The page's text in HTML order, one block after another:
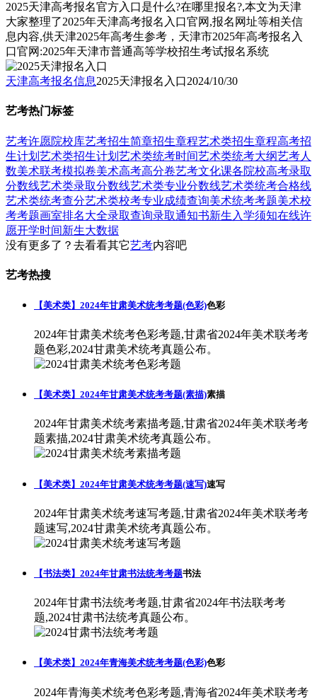
2025天津高考报名官方入口是什么?在哪里报名?,本文为天津
大家整理了2025年天津高考报名入口官网,报名网址等相关信
息内容,供天津2025年高考生参考，天津市2025年高考报名入
口官网:2025年天津市普通高等学校招生考试报名系统
天津高考报名信息2025天津报名入口2024/10/30
艺考热门标签
艺考许愿院校库艺考招生简章招生章程艺术类招生章程高考招
生计划 艺术类招生计划 艺术类统考时间艺术类统考大纲艺考人
数美术联考模拟卷美术高考高分卷艺考文化课各院校高考录取
分数线艺术类录取分数线艺术类专业分数线艺术类统考合格线
艺术类统考查分艺术类校考专业成绩查询美术统考考题美术校
考考题画室排名大全录取查询录取通知书新生入学须知在线许
愿开学时间新生大数据
没有更多了？去看看其它艺考内容吧
艺考热搜
【美术类】2024年甘肃美术统考考题(色彩)色彩
2024年甘肃美术统考色彩考题,甘肃省2024年美术联考考
题色彩,2024甘肃美术统考真题公布。
【美术类】2024年甘肃美术统考考题(素描)素描
2024年甘肃美术统考素描考题,甘肃省2024年美术联考考
题素描,2024甘肃美术统考真题公布。
【美术类】2024年甘肃美术统考考题(速写)速写
2024年甘肃美术统考速写考题,甘肃省2024年美术联考考
题速写,2024甘肃美术统考真题公布。
【书法类】2024年甘肃书法统考考题书法
2024年甘肃书法统考考题,甘肃省2024年书法联考考
题,2024甘肃书法统考真题公布。
【美术类】2024年青海美术统考考题(色彩)色彩
2024年青海美术统考色彩考题,青海省2024年美术联考考